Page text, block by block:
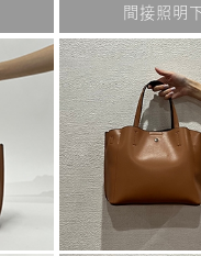
間接照明